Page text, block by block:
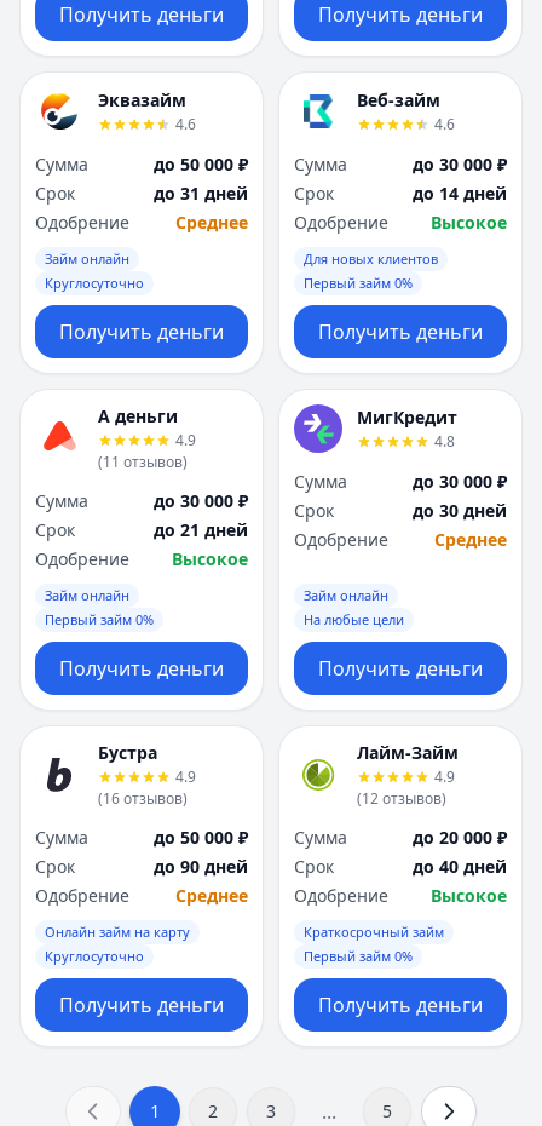
Получить деньги Получить деньги
Эквазайм
4.6
Сумма
до 50 000 ₽
Срок
до 31 дней
Одобрение
Среднее
Займ онлайн
Круглосуточно
Получить деньги
Веб-займ
4.6
Сумма
до 30 000 ₽
Срок
до 14 дней
Одобрение
Высокое
Для новых клиентов
Первый займ 0%
Получить деньги
А деньги
4.9
(11 отзывов)
Сумма
до 30 000 ₽
Срок
до 21 дней
Одобрение
Высокое
Займ онлайн
Первый займ 0%
Получить деньги
МигКредит
4.8
Сумма
до 30 000 ₽
Срок
до 30 дней
Одобрение
Среднее
Займ онлайн
На любые цели
Получить деньги
Бустра
4.9
(16отзывов)
Сумма
до 50 000 ₽
Срок
до 90 дней
Одобрение
Среднее
Онлайн займ на карту
Круглосуточно
Получить деньги
Лайм-Займ
4.9
(12отзывов)
Сумма
до 20 000 ₽
Срок
до 40 дней
Одобрение
Высокое
Краткосрочный займ
Первый займ 0%
Получить деньги
1 2 3 ... 5